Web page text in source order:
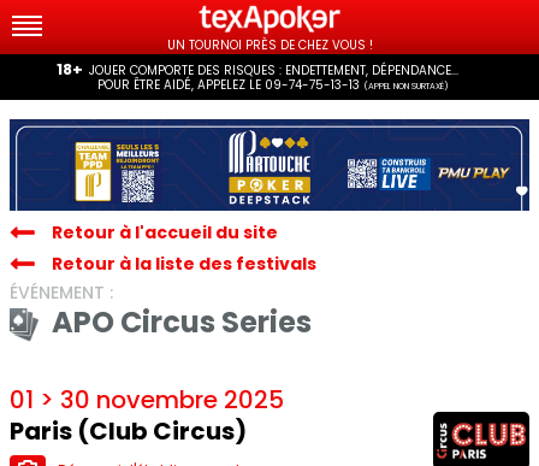
18+ JOUER COMPORTE DES RISQUES : ENDETTEMENT, DÉPENDANCE...
POUR ÊTRE AIDÉ, APPELEZ LE 09-74-75-13-13 (APPEL NON SURTAXÉ)
UN TOURNOI PRÈS DE CHEZ VOUS !
Retour à l'accueil du site
Retour à la liste des festivals
ÉVÉNEMENT :
APO Circus Series
01 > 30 novembre 2025
Paris (Club Circus)